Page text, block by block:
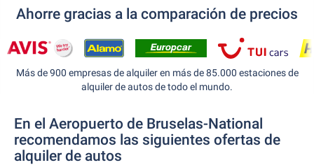
Ahorre gracias a la comparación de precios
Más de 900 empresas de alquiler en más de 85.000 estaciones de
alquiler de autos de todo el mundo.
En el Aeropuerto de Bruselas-National
recomendamos las siguientes ofertas de
alquiler de autos